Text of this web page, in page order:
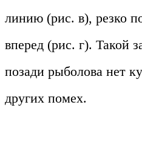
линию (рис. в), резко
вперед (рис. г). Такой
позади рыболова нет
других помех.